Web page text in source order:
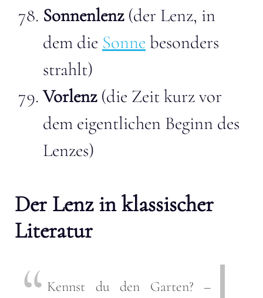
Sonnenlenz(der Lenz, in
dem die Sonne besonders
strahlt)
Vorlenz(die Zeit kurz vor
dem eigentlichen Beginn des
Lenzes)
Der Lenz in klassischer
Literatur
Kennst du den Garten? –